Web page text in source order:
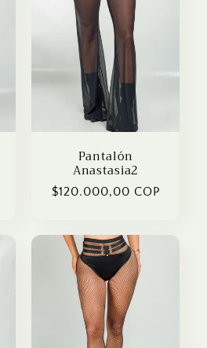
Pantalón
Anastasia2
Regular
$120.000,00 COP